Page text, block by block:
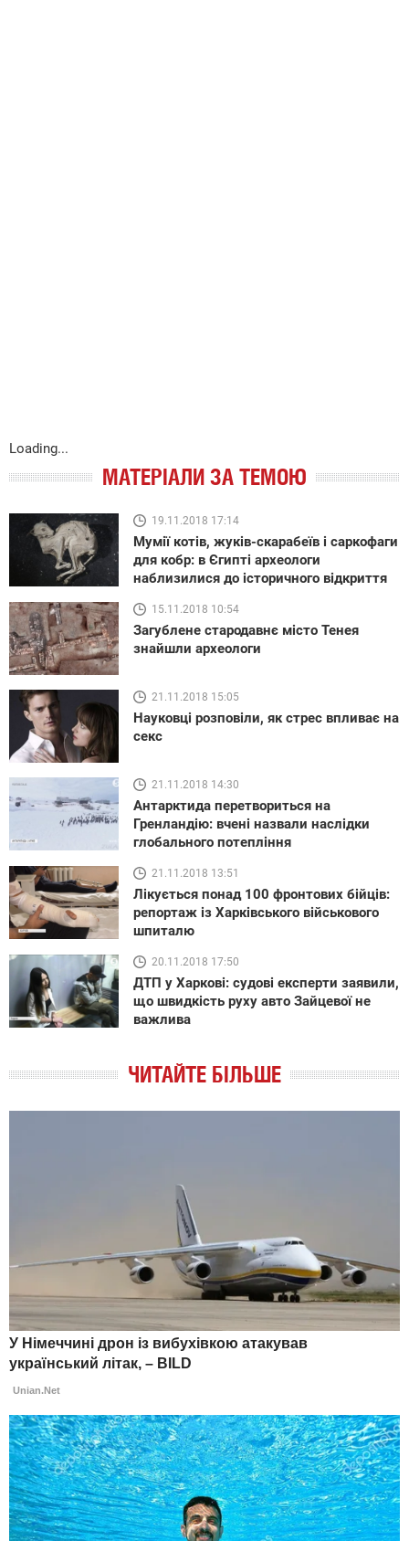
Loading...
МАТЕРІАЛИ ЗА ТЕМОЮ
19.11.2018 17:14
Мумії котів, жуків-скарабеїв і саркофаги
для кобр: в Єгипті археологи
наблизилися до історичного відкриття
15.11.2018 10:54
Загублене стародавнє місто Тенея
знайшли археологи
21.11.2018 15:05
Науковці розповіли, як стрес впливає на
секс
21.11.2018 14:30
Антарктида перетвориться на
Гренландію: вчені назвали наслідки
глобального потепління
21.11.2018 13:51
Лікується понад 100 фронтових бійців:
репортаж із Харківського військового
шпиталю
20.11.2018 17:50
ДТП у Харкові: судові експерти заявили,
що швидкість руху авто Зайцевої не
важлива
ЧИТАЙТЕ БІЛЬШЕ